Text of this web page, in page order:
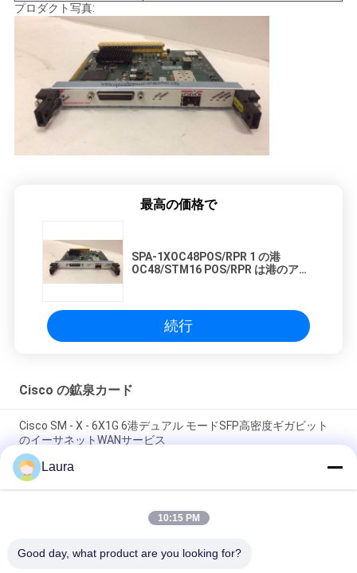
プロダクト写真:
最高の価格で
SPA-1XOC48POS/RPR 1 の港
OC48/STM16 POS/RPR は港のアダ
続行
Cisco の鉱泉カード
Cisco SM - X - 6X1G 6港デュアル モードSFP高密度ギガビット
のイーサネットWANサービス
4000ルーターのCiscoの鉱泉カードISR4331 3GE 2NIM IPの基礎
ネットワーク ファイアウォール
Cisco NXK-MEM-16GB= Nexus 9000 シリーズ スイッチ用の
Laura
10:15 PM
Good day, what product are you looking for?